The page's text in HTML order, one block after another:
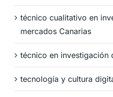
técnico cualitativo en
mercados Canarias
técnico en investigación
tecnología y cultura